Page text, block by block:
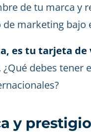
de tu marca y
marketing bajo
es tu tarjeta de
debes tener
y prestigio